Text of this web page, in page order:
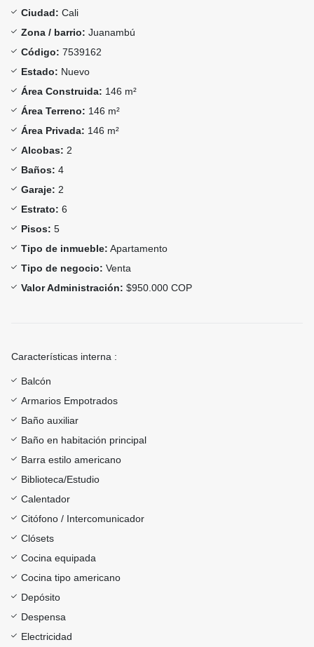
Ciudad: Cali
Zona / barrio: Juanambú
Código: 7539162
Estado: Nuevo
Área Construida: 146 m²
Área Terreno: 146 m²
Área Privada: 146 m²
Alcobas: 2
Baños: 4
Garaje: 2
Estrato: 6
Pisos: 5
Tipo de inmueble: Apartamento
Tipo de negocio: Venta
Valor Administración: $950.000 COP
Características interna :
Balcón
Armarios Empotrados
Baño auxiliar
Baño en habitación principal
Barra estilo americano
Biblioteca/Estudio
Calentador
Citófono / Intercomunicador
Clósets
Cocina equipada
Cocina tipo americano
Depósito
Despensa
Electricidad